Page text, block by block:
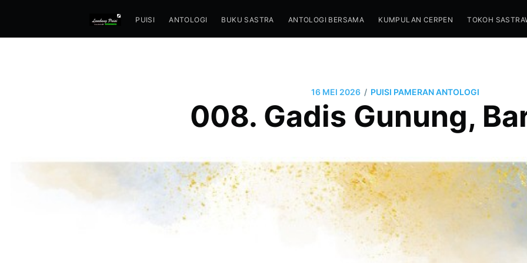
PUISI ANTOLOGI BUKU SASTRA ANTOLOGI BERSAMA KUMPULAN CERPEN TOKOH
16 MEI 2026 / PUISI PAMERAN ANTOLOGI
008. Gadis Gunung,